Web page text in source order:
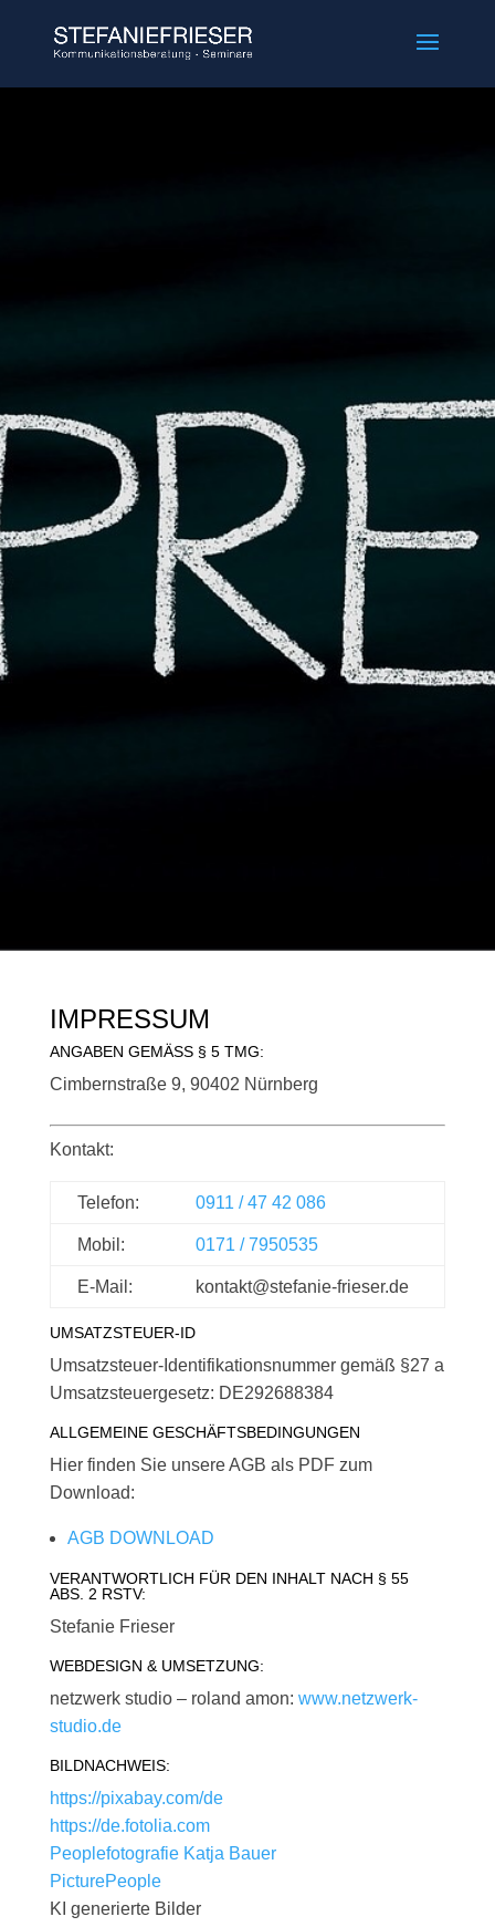
IMPRESSUM
ANGABEN GEMÄSS § 5 TMG:
Cimbernstraße 9, 90402 Nürnberg
Kontakt:
Telefon: 0911 / 47 42 086
Mobil: 0171 / 7950535
E-Mail: kontakt@stefanie-frieser.de
UMSATZSTEUER-ID
Umsatzsteuer-Identifikationsnummer gemäß §27 a
Umsatzsteuergesetz: DE292688384
ALLGEMEINE GESCHÄFTSBEDINGUNGEN
Hier finden Sie unsere AGB als PDF zum
Download:
AGB DOWNLOAD
VERANTWORTLICH FÜR DEN INHALT NACH § 55
ABS. 2 RSTV:
Stefanie Frieser
WEBDESIGN & UMSETZUNG:
netzwerk studio – roland amon: www.netzwerk-
studio.de
BILDNACHWEIS:
https://pixabay.com/de
https://de.fotolia.com
Peoplefotografie Katja Bauer
PicturePeople
KI generierte Bilder